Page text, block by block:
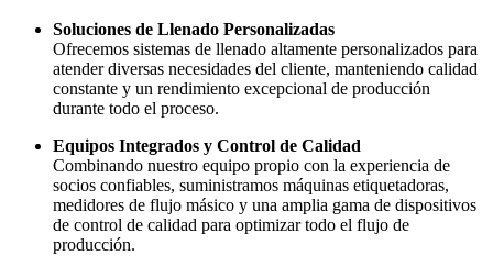
Soluciones de Llenado Personalizadas
Ofrecemos sistemas de llenado altamente personalizados para
atender diversas necesidades del cliente, manteniendo calidad
constante y un rendimiento excepcional de producción
durante todo el proceso.
Equipos Integrados y Control de Calidad
Combinando nuestro equipo propio con la experiencia de
socios confiables, suministramos máquinas etiquetadoras,
medidores de flujo másico y una amplia gama de dispositivos
de control de calidad para optimizar todo el flujo de
producción.